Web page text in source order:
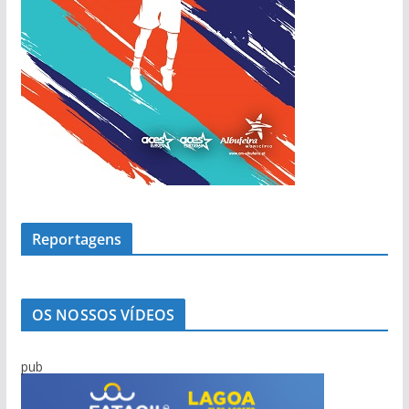
Reportagens
OS NOSSOS VÍDEOS
pub